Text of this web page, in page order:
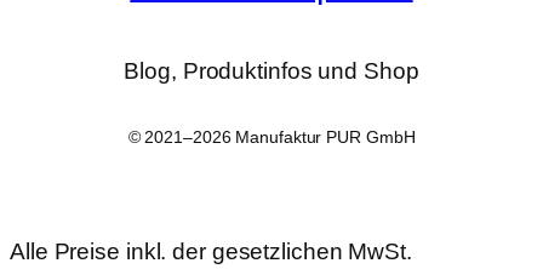
Blog, Produktinfos und Shop
© 2021–2026 Manufaktur PUR GmbH
Alle Preise inkl. der gesetzlichen MwSt.